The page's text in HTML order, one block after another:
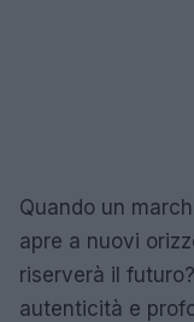
Quando un
apre a nuovi
riserverà il
autenticità e